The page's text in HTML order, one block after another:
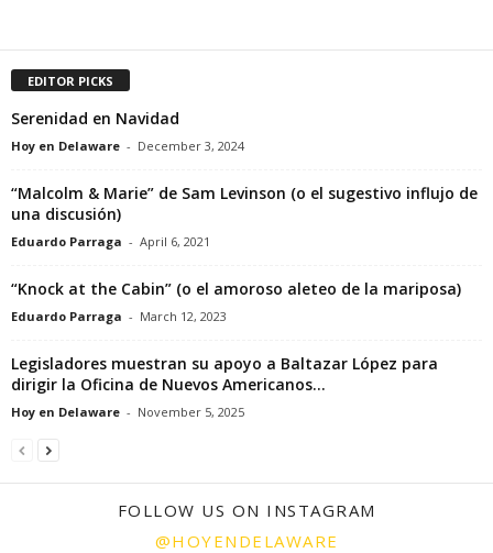
EDITOR PICKS
Serenidad en Navidad
Hoy en Delaware - December 3, 2024
“Malcolm & Marie” de Sam Levinson (o el sugestivo influjo de
una discusión)
Eduardo Parraga - April 6, 2021
“Knock at the Cabin” (o el amoroso aleteo de la mariposa)
Eduardo Parraga - March 12, 2023
Legisladores muestran su apoyo a Baltazar López para
dirigir la Oficina de Nuevos Americanos...
Hoy en Delaware - November 5, 2025
FOLLOW US ON INSTAGRAM
@HOYENDELAWARE